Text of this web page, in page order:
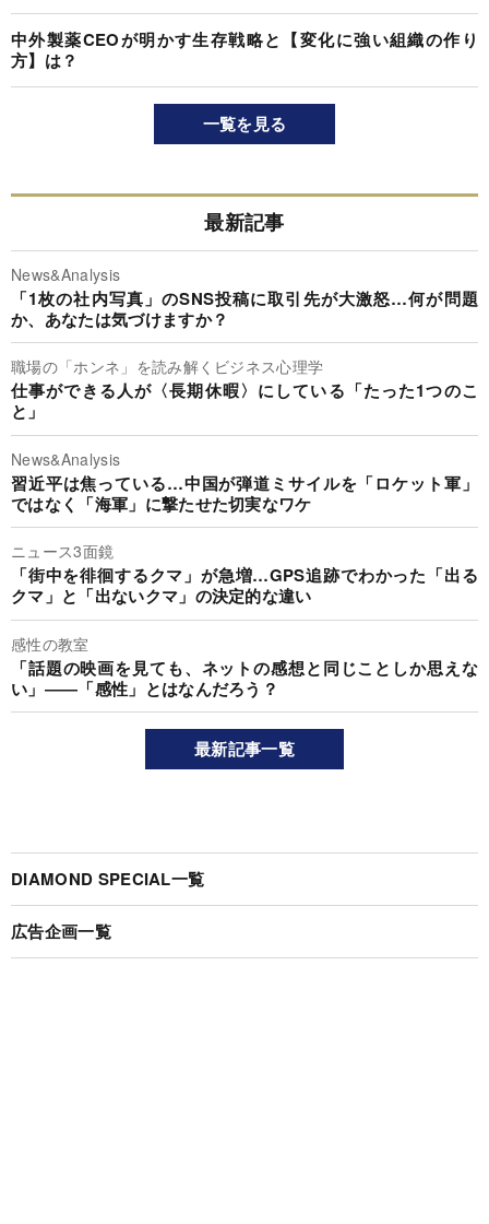
中外製薬CEOが明かす生存戦略と【変化に強い組織の作り
方】は？
一覧を見る
最新記事
News&Analysis
「1枚の社内写真」のSNS投稿に取引先が大激怒…何が問題
か、あなたは気づけますか？
職場の「ホンネ」を読み解くビジネス心理学
仕事ができる人が〈長期休暇〉にしている「たった1つのこ
と」
News&Analysis
習近平は焦っている…中国が弾道ミサイルを「ロケット軍」
ではなく「海軍」に撃たせた切実なワケ
ニュース3面鏡
「街中を徘徊するクマ」が急増…GPS追跡でわかった「出る
クマ」と「出ないクマ」の決定的な違い
感性の教室
「話題の映画を見ても、ネットの感想と同じことしか思えな
い」――「感性」とはなんだろう？
最新記事一覧
DIAMOND SPECIAL一覧
広告企画一覧